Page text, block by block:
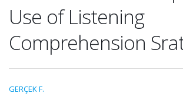
Use of Listening
Comprehension
GERÇEK F.